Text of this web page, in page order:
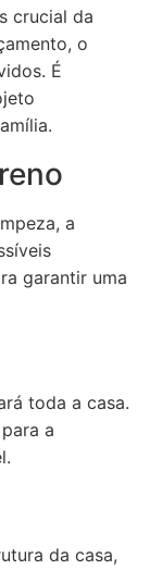
crucial da
o
É
a
garantir uma
toda a casa.
a
da casa,